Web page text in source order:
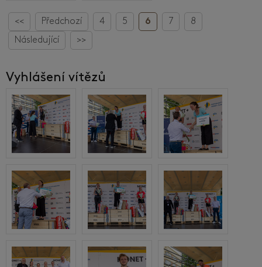
<< Předchozí 4 5 6 7
8
Následující
>>
Vyhlášení vítězů